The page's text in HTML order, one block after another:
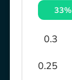
33%
0.25
0.3